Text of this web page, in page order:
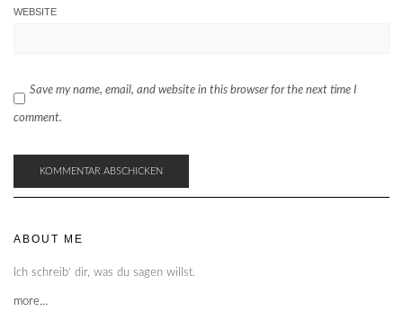
WEBSITE
Save my name, email, and website in this browser for the next time I
comment.
ABOUT ME
Ich schreib‘ dir, was du sagen willst.
more…